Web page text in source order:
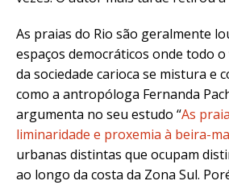
As praias do Rio são geralmente
espaços democráticos onde todo
da sociedade carioca se mistura e
como a antropóloga Fernanda
argumenta no seu estudo “As
liminaridade e proxemia à beira-
urbanas distintas que ocupam
ao longo da costa da Zona Sul.